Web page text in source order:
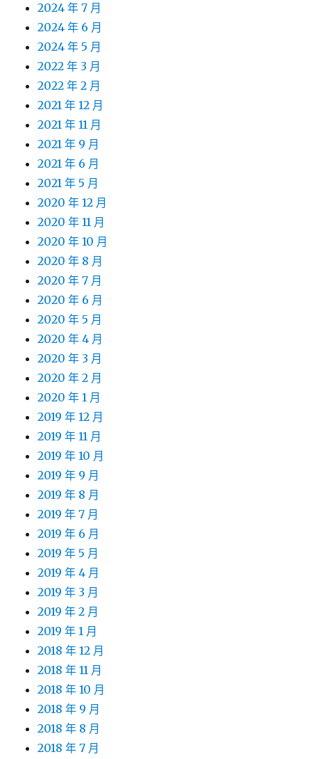
2024 年 7 月
2024 年 6 月
2024 年 5 月
2022 年 3 月
2022 年 2 月
2021 年 12 月
2021 年 11 月
2021 年 9 月
2021 年 6 月
2021 年 5 月
2020 年 12 月
2020 年 11 月
2020 年 10 月
2020 年 8 月
2020 年 7 月
2020 年 6 月
2020 年 5 月
2020 年 4 月
2020 年 3 月
2020 年 2 月
2020 年 1 月
2019 年 12 月
2019 年 11 月
2019 年 10 月
2019 年 9 月
2019 年 8 月
2019 年 7 月
2019 年 6 月
2019 年 5 月
2019 年 4 月
2019 年 3 月
2019 年 2 月
2019 年 1 月
2018 年 12 月
2018 年 11 月
2018 年 10 月
2018 年 9 月
2018 年 8 月
2018 年 7 月